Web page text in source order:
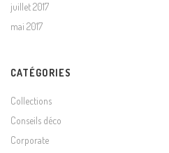
juillet 2017
mai 2017
CATÉGORIES
Collections
Conseils déco
Corporate